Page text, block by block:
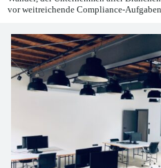
Die europäische
Wandel, der Unternehmen aller